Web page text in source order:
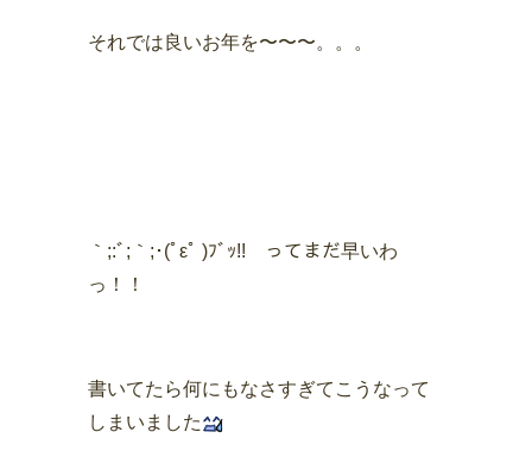
それでは良いお年を〜〜〜。。。
｀;:ﾞ;｀;･(ﾟεﾟ )ﾌﾞｯ!! ってまだ早いわ
っ！！
書いてたら何にもなさすぎてこうなって
しまいました